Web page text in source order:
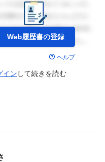
Web履歴書の登録
ヘルプ
イン して続きを読む